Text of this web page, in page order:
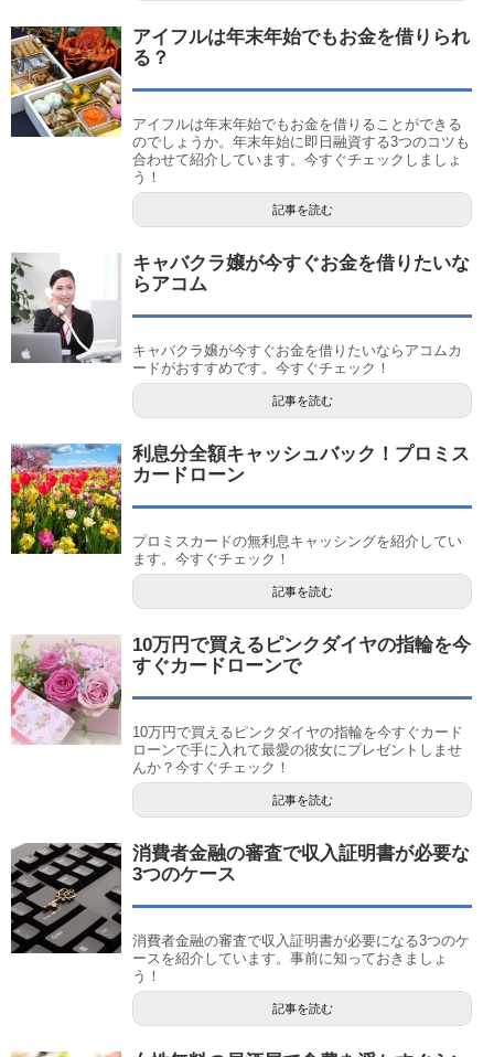
アイフルは年末年始でもお金を借りられ
る？
アイフルは年末年始でもお金を借りることができる
のでしょうか。年末年始に即日融資する3つのコツも
合わせて紹介しています。今すぐチェックしましょ
う！
記事を読む
キャバクラ嬢が今すぐお金を借りたいな
らアコム
キャバクラ嬢が今すぐお金を借りたいならアコムカ
ードがおすすめです。今すぐチェック！
記事を読む
利息分全額キャッシュバック！プロミス
カードローン
プロミスカードの無利息キャッシングを紹介してい
ます。今すぐチェック！
記事を読む
10万円で買えるピンクダイヤの指輪を今
すぐカードローンで
10万円で買えるピンクダイヤの指輪を今すぐカード
ローンで手に入れて最愛の彼女にプレゼントしませ
んか？今すぐチェック！
記事を読む
消費者金融の審査で収入証明書が必要な
3つのケース
消費者金融の審査で収入証明書が必要になる3つのケ
ースを紹介しています。事前に知っておきましょ
う！
記事を読む